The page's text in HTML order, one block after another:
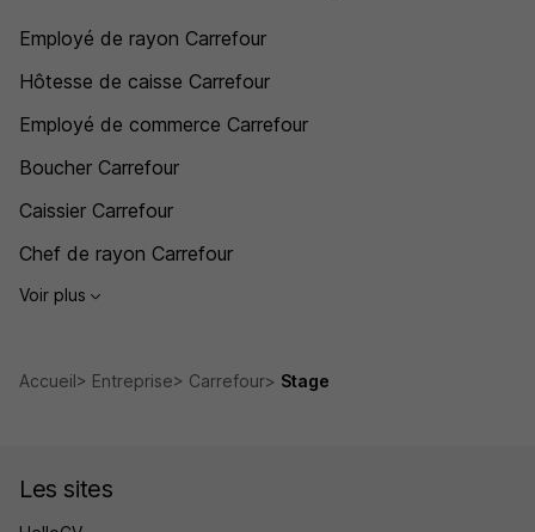
Employé de rayon Carrefour
Hôtesse de caisse Carrefour
Employé de commerce Carrefour
Boucher Carrefour
Caissier Carrefour
Chef de rayon Carrefour
Voir plus
Accueil Entreprise Carrefour Stage
Les sites